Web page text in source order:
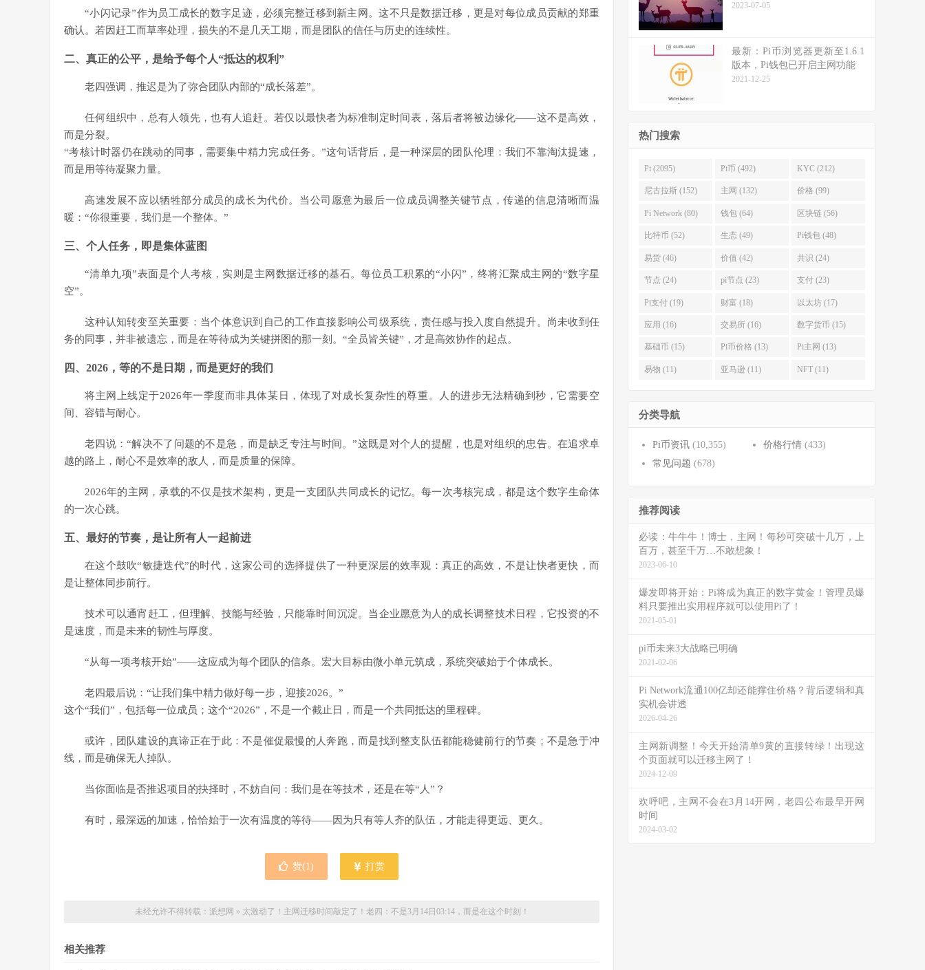
“小闪记录”作为员工成长的数字足迹，必须完整迁移到新主网。这不只是数据迁移，更是对每位成员贡献的郑重
确认。若因赶工而草率处理，损失的不是几天工期，而是团队的信任与历史的连续性。
二、真正的公平，是给予每个人“抵达的权利”
老四强调，推迟是为了弥合团队内部的“成长落差”。
任何组织中，总有人领先，也有人追赶。若仅以最快者为标准制定时间表，落后者将被边缘化——这不是高效，
而是分裂。
“考核计时器仍在跳动的同事，需要集中精力完成任务。”这句话背后，是一种深层的团队伦理：我们不靠淘汰提速，
而是用等待凝聚力量。
高速发展不应以牺牲部分成员的成长为代价。当公司愿意为最后一位成员调整关键节点，传递的信息清晰而温
暖：“你很重要，我们是一个整体。”
三、个人任务，即是集体蓝图
“清单九项”表面是个人考核，实则是主网数据迁移的基石。每位员工积累的“小闪”，终将汇聚成主网的“数字星
空”。
这种认知转变至关重要：当个体意识到自己的工作直接影响公司级系统，责任感与投入度自然提升。尚未收到任
务的同事，并非被遗忘，而是在等待成为关键拼图的那一刻。“全员皆关键”，才是高效协作的起点。
四、2026，等的不是日期，而是更好的我们
将主网上线定于2026年一季度而非具体某日，体现了对成长复杂性的尊重。人的进步无法精确到秒，它需要空
间、容错与耐心。
老四说：“解决不了问题的不是急，而是缺乏专注与时间。”这既是对个人的提醒，也是对组织的忠告。在追求卓
越的路上，耐心不是效率的敌人，而是质量的保障。
2026年的主网，承载的不仅是技术架构，更是一支团队共同成长的记忆。每一次考核完成，都是这个数字生命体
的一次心跳。
五、最好的节奏，是让所有人一起前进
在这个鼓吹“敏捷迭代”的时代，这家公司的选择提供了一种更深层的效率观：真正的高效，不是让快者更快，而
是让整体同步前行。
技术可以通宵赶工，但理解、技能与经验，只能靠时间沉淀。当企业愿意为人的成长调整技术日程，它投资的不
是速度，而是未来的韧性与厚度。
“从每一项考核开始”——这应成为每个团队的信条。宏大目标由微小单元筑成，系统突破始于个体成长。
老四最后说：“让我们集中精力做好每一步，迎接2026。”
这个“我们”，包括每一位成员；这个“2026”，不是一个截止日，而是一个共同抵达的里程碑。
或许，团队建设的真谛正在于此：不是催促最慢的人奔跑，而是找到整支队伍都能稳健前行的节奏；不是急于冲
线，而是确保无人掉队。
当你面临是否推迟项目的抉择时，不妨自问：我们是在等技术，还是在等“人”？
有时，最深远的加速，恰恰始于一次有温度的等待——因为只有等人齐的队伍，才能走得更远、更久。
赞(1) 打赏
未经允许不得转载： 派想网 » 太激动了！主网迁移时间敲定了！老四：不是3月14日03:14，而是在这个时刻！
相关推荐
2023-07-05
最新：Pi币浏览器更新至1.6.1
版本，Pi钱包已开启主网功能
2021-12-25
热门搜索
Pi (2095) Pi币 (492) KYC (212)
尼古拉斯 (152) 主网 (132) 价格 (99)
Pi Network (80) 钱包 (64) 区块链 (56)
比特币 (52) 生态 (49) Pi钱包 (48)
易货 (46) 价值 (42) 共识 (24)
节点 (24) pi节点 (23) 支付 (23)
Pi支付 (19) 财富 (18) 以太坊 (17)
应用 (16) 交易所 (16) 数字货币 (15)
基础币 (15) Pi币价格 (13) Pi主网 (13)
易物 (11) 亚马逊 (11) NFT (11)
分类导航
Pi币资讯 (10,355) 价格行情 (433)
常见问题 (678)
推荐阅读
必读：牛牛牛！博士，主网！每秒可突破十几万，上
百万，甚至千万…不敢想象！
2023-06-10
爆发即将开始：Pi将成为真正的数字黄金！管理员爆
料只要推出实用程序就可以使用Pi了！
2021-05-01
pi币未来3大战略已明确
2021-02-06
Pi Network流通100亿却还能撑住价格？背后逻辑和真
实机会讲透
2026-04-26
主网新调整！今天开始清单9黄的直接转绿！出现这
个页面就可以迁移主网了！
2024-12-09
欢呼吧，主网不会在3月14开网，老四公布最早开网
时间
2024-03-02